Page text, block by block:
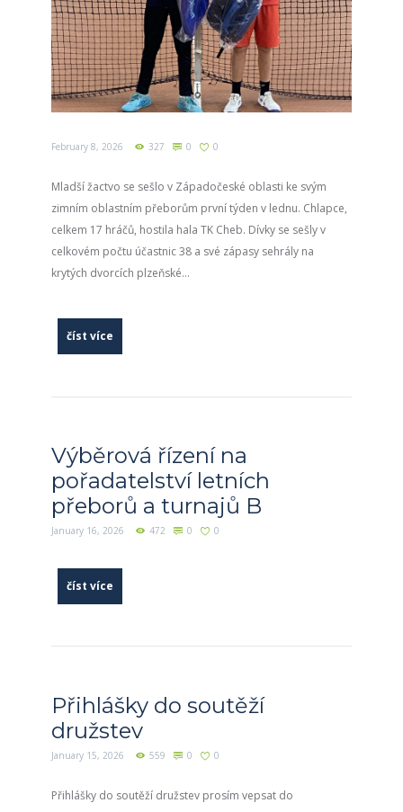
February 8, 2026 327 0 0
Mladší žactvo se sešlo v Západočeské oblasti ke svým
zimním oblastním přeborům první týden v lednu. Chlapce,
celkem 17 hráčů, hostila hala TK Cheb. Dívky se sešly v
celkovém počtu účastnic 38 a své zápasy sehrály na
krytých dvorcích plzeňské...
číst více
Výběrová řízení na
pořadatelství letních
přeborů a turnajů B
January 16, 2026 472 0 0
číst více
Přihlášky do soutěží
družstev
January 15, 2026 559 0 0
Přihlášky do soutěží družstev prosím vepsat do